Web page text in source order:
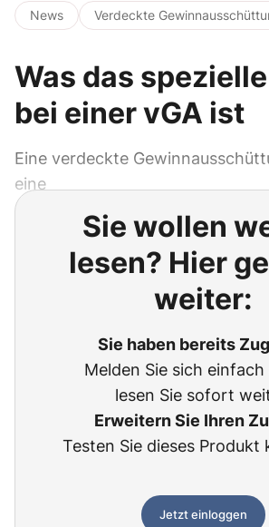
News Verdeckte
Was das
bei einer vGA ist
Eine verdeckte
eine
Sie wollen
lesen? Hier
weiter:
Sie haben bereits
Melden Sie sich einfach
lesen Sie sofort
Erweitern Sie Ihren
Testen Sie dieses Produkt
Jetzt einloggen